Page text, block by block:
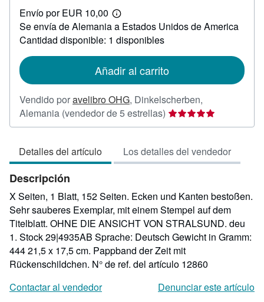
145,00
Envío por EUR 10,00
Más
información
sobre
las
envío
Se envía de Alemania a Estados Unidos de America
Cantidad disponible: 1 disponibles
Añadir al carrito
Vendido poravelibro OHG, Dinkelscherben,
Alemania (vendedor de 5 estrellas) Calificación
del
5
de
estrellas
Detalles del artículo Los detalles del vendedor
Descripción
X Seiten, 1 Blatt, 152 Seiten. Ecken und Kanten bestoßen.
Sehr sauberes Exemplar, mit einem Stempel auf dem
Titelblatt. OHNE DIE ANSICHT VON STRALSUND. deu
1. Stock 29|4935AB Sprache: Deutsch Gewicht in Gramm:
444 21,5 x 17,5 cm. Pappband der Zeit mit
Rückenschildchen. N° de ref. del artículo 12860
Contactar al vendedor
Denunciar este artículo